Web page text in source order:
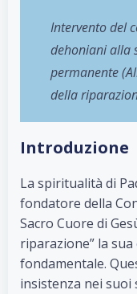
Intervento del
dehoniani alla
permanente
della
Introduzione
La spiritualità di
fondatore della
Sacro Cuore di
riparazione” la
fondamentale.
insistenza nei